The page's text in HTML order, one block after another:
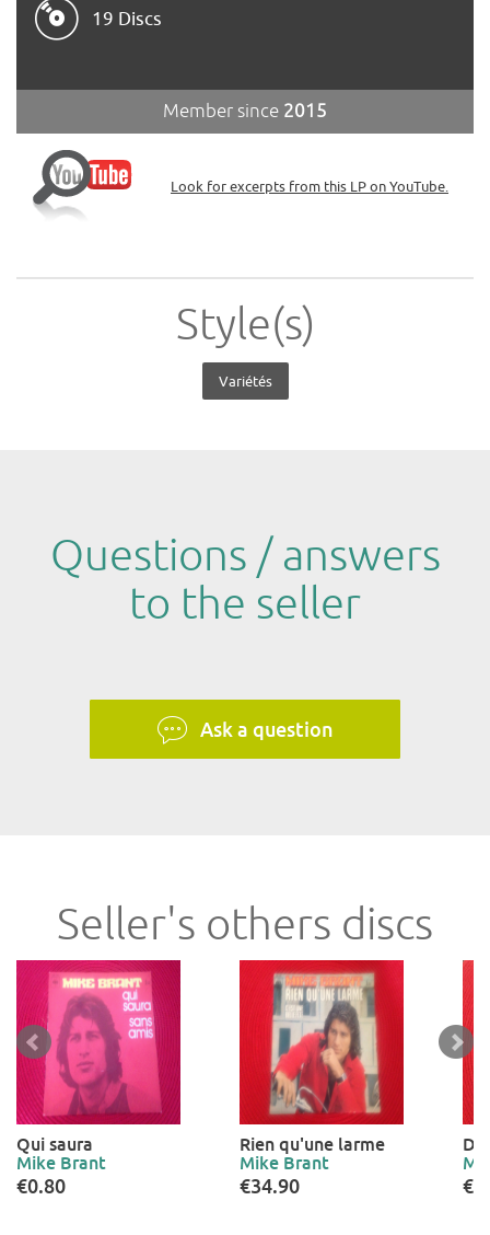
19 Discs
Member since 2015
Look for excerpts from this LP on YouTube.
Style(s)
Variétés
Questions / answers
to the seller
Ask a question
Seller's others discs
Qui saura
Mike Brant
€0.80
Rien qu'une larme
Mike Brant
€34.90